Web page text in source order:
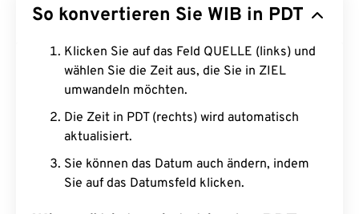
So konvertieren Sie WIB in PDT
Klicken Sie auf das Feld QUELLE (links) und
wählen Sie die Zeit aus, die Sie in ZIEL
umwandeln möchten.
Die Zeit in PDT (rechts) wird automatisch
aktualisiert.
Sie können das Datum auch ändern, indem
Sie auf das Datumsfeld klicken.